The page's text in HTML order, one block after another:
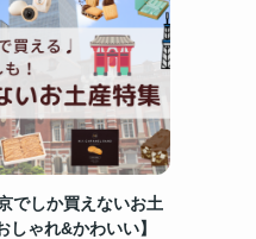
でしか買えないお土
しゃれ&かわいい】